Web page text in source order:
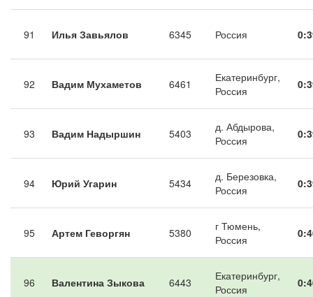
91 Илья Завьялов 6345 Россия
92 Вадим Мухаметов 6461
Екатеринбург,
Россия
93 Вадим Надыршин 5403
д. Абдырова,
Россия
94 Юрий Угарин 5434
д. Березовка,
Россия
95 Артем Геворгян 5380
г Тюмень,
Россия
96 Валентина Зыкова 6443
Екатеринбург,
Россия